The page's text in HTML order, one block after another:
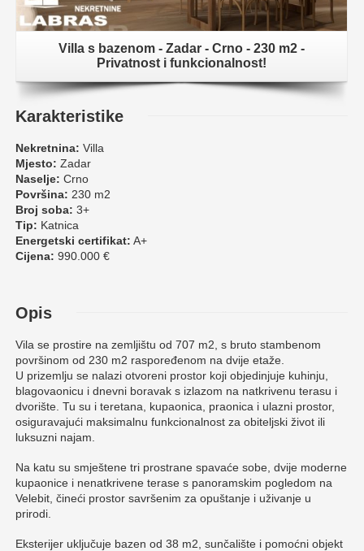
Villa s bazenom - Zadar - Crno - 230 m2 -
Privatnost i funkcionalnost!
Karakteristike
Nekretnina: Villa
Mjesto: Zadar
Naselje: Crno
Površina: 230 m2
Broj soba: 3+
Tip: Katnica
Energetski certifikat: A+
Cijena: 990.000 €
Opis
Vila se prostire na zemljištu od 707 m2, s bruto stambenom
površinom od 230 m2 raspoređenom na dvije etaže.
U prizemlju se nalazi otvoreni prostor koji objedinjuje kuhinju,
blagovaonicu i dnevni boravak s izlazom na natkrivenu terasu i
dvorište. Tu su i teretana, kupaonica, praonica i ulazni prostor,
osiguravajući maksimalnu funkcionalnost za obiteljski život ili
luksuzni najam.
Na katu su smještene tri prostrane spavaće sobe, dvije moderne
kupaonice i nenatkrivene terase s panoramskim pogledom na
Velebit, čineći prostor savršenim za opuštanje i uživanje u
prirodi.
Eksterijer uključuje bazen od 38 m2, sunčalište i pomoćni objekt